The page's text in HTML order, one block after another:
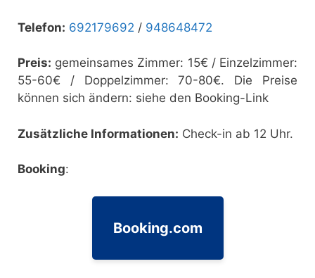
Telefon: 692179692 / 948648472
Preis: gemeinsames Zimmer: 15€ / Einzelzimmer:
55-60€ / Doppelzimmer: 70-80€. Die Preise
können sich ändern: siehe den Booking-Link
Zusätzliche Informationen: Check-in ab 12 Uhr.
Booking:
Booking.com